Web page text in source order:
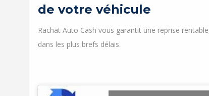
de votre véhicule
Rachat Auto Cash vous garantit une reprise
dans les plus brefs délais.